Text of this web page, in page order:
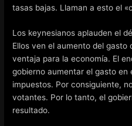
tasas bajas. Llaman a esto el
Los keynesianos aplauden el
Ellos ven el aumento del
ventaja para la economía. El
gobierno aumentar el gasto
impuestos. Por consiguiente,
votantes. Por lo tanto, el
resultado.